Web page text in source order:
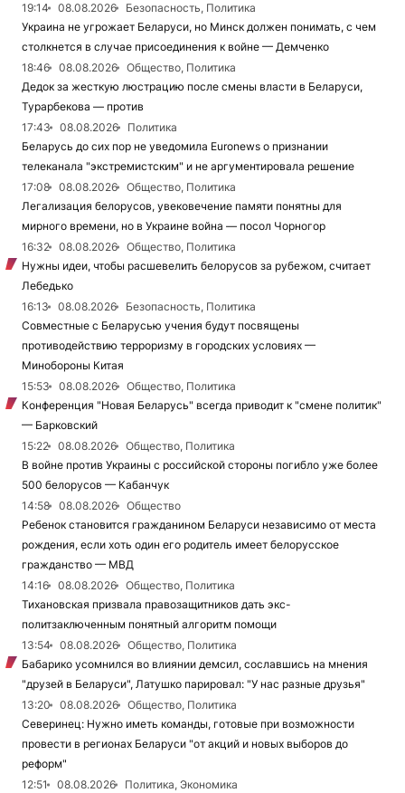
19:14
08.08.2026
Безопасность, Политика
Украина не угрожает Беларуси, но Минск должен понимать, с чем
столкнется в случае присоединения к войне — Демченко
18:46
08.08.2026
Общество, Политика
Дедок за жесткую люстрацию после смены власти в Беларуси,
Турарбекова — против
17:43
08.08.2026
Политика
Беларусь до сих пор не уведомила Euronews о признании
телеканала "экстремистским" и не аргументировала решение
17:08
08.08.2026
Общество, Политика
Легализация белорусов, увековечение памяти понятны для
мирного времени, но в Украине война — посол Чорногор
16:32
08.08.2026
Общество, Политика
Нужны идеи, чтобы расшевелить белорусов за рубежом, считает
Лебедько
16:13
08.08.2026
Безопасность, Политика
Совместные с Беларусью учения будут посвящены
противодействию терроризму в городских условиях —
Минобороны Китая
15:53
08.08.2026
Общество, Политика
Конференция "Новая Беларусь" всегда приводит к "смене политик"
— Барковский
15:22
08.08.2026
Общество, Политика
В войне против Украины с российской стороны погибло уже более
500 белорусов — Кабанчук
14:58
08.08.2026
Общество
Ребенок становится гражданином Беларуси независимо от места
рождения, если хоть один его родитель имеет белорусское
гражданство — МВД
14:16
08.08.2026
Общество, Политика
Тихановская призвала правозащитников дать экс-
политзаключенным понятный алгоритм помощи
13:54
08.08.2026
Общество, Политика
Бабарико усомнился во влиянии демсил, сославшись на мнения
"друзей в Беларуси", Латушко парировал: "У нас разные друзья"
13:20
08.08.2026
Общество, Политика
Северинец: Нужно иметь команды, готовые при возможности
провести в регионах Беларуси "от акций и новых выборов до
реформ"
12:51
08.08.2026
Политика, Экономика